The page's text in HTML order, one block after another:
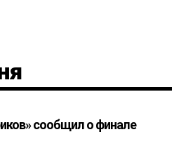
сообщил о финале